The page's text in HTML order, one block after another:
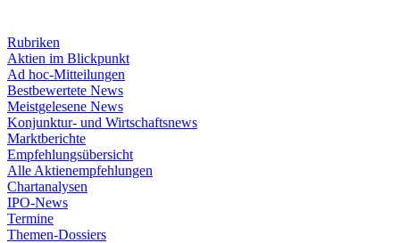
Rubriken
Aktien im Blickpunkt
Ad hoc-Mitteilungen
Bestbewertete News
Meistgelesene News
Konjunktur- und Wirtschaftsnews
Marktberichte
Empfehlungsübersicht
Alle Aktienempfehlungen
Chartanalysen
IPO-News
Termine
Themen-Dossiers